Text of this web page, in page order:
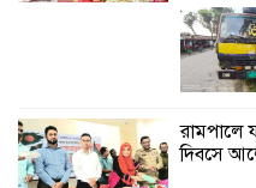
মিলল
রামপালে
দিবসে